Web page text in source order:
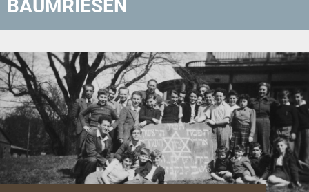
BAUMRIESEN